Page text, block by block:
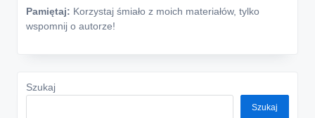
Pamiętaj: Korzystaj śmiało z moich materiałów, tylko
wspomnij o autorze!
Szukaj
Szukaj